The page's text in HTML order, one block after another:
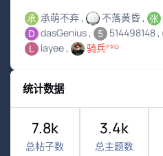
承萌不弃 不落黄昏
dasGenius
514498148
layee
骑兵ᴾᴿᴼ
统计数据
7.8k
总帖子数
3.4k
总主题数